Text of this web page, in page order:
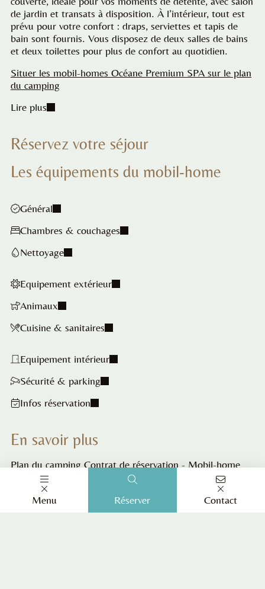
de jardin et transats à disposition. À l’intérieur, tout est
prévu pour votre confort : draps, serviettes et tapis de
bain sont fournis. Vous disposez de deux salles de bains
et deux toilettes pour plus de confort au quotidien.
Situer les mobil-homes Océane Premium SPA sur le plan
du camping
Lire plus
Réservez votre séjour
Les équipements du mobil-home
Général
Chambres & couchages
Nettoyage
Equipement extérieur
Animaux
Cuisine & sanitaires
Equipement intérieur
Sécurité & parking
Infos réservation
En savoir plus
Plan du camping Contrat de réservation - Mobil-home
Menu Réserver Contact